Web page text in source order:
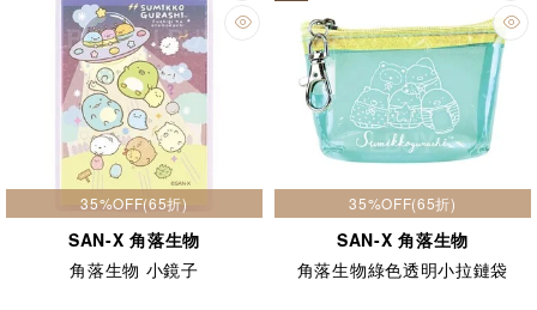
35%OFF(65折)
SAN-X 角落生物
角落生物 小鏡子
35%OFF(65折)
SAN-X 角落生物
角落生物綠色透明小拉鏈袋